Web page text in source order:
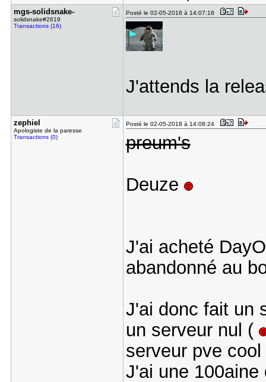
mgs-solids​nake-
solidsnake#2619
Transactions (16)
Posté le 02-05-2018 à 14:07:18
J'attends la
zephiel
Apologiste de la paresse
Transactions (0)
Posté le 02-05-2018 à 14:08:24
preum's
Deuze
J'ai acheté
abandonné au
J'ai donc fait un
un serveur nul (
serveur pve
J'ai une 100aine